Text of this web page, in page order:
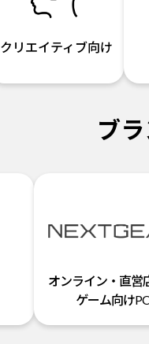
クリエイティブ向け
ブ
オンライン・直営
ゲーム向けPC